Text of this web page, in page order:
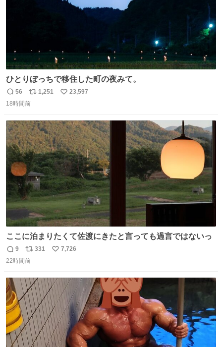
ひとりぼっちで移住した町の夜みて。
返
信
56
リ
ポ
ト
数
1,251
い
数
23,597
18時間前
ここに泊まりたくて佐渡にきたと言っても過言ではないっ
返
信
9
リ
ポ
ト
数
331
い
数
7,726
22時間前